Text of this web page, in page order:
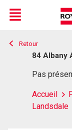
Live
En Direct
Menu
Retour
84 Albany
Pas
Accueil
Landsdale